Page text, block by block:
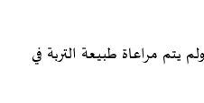
مراعاة طبيعة التربة في